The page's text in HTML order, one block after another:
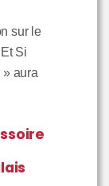
sur le
Si
» aura